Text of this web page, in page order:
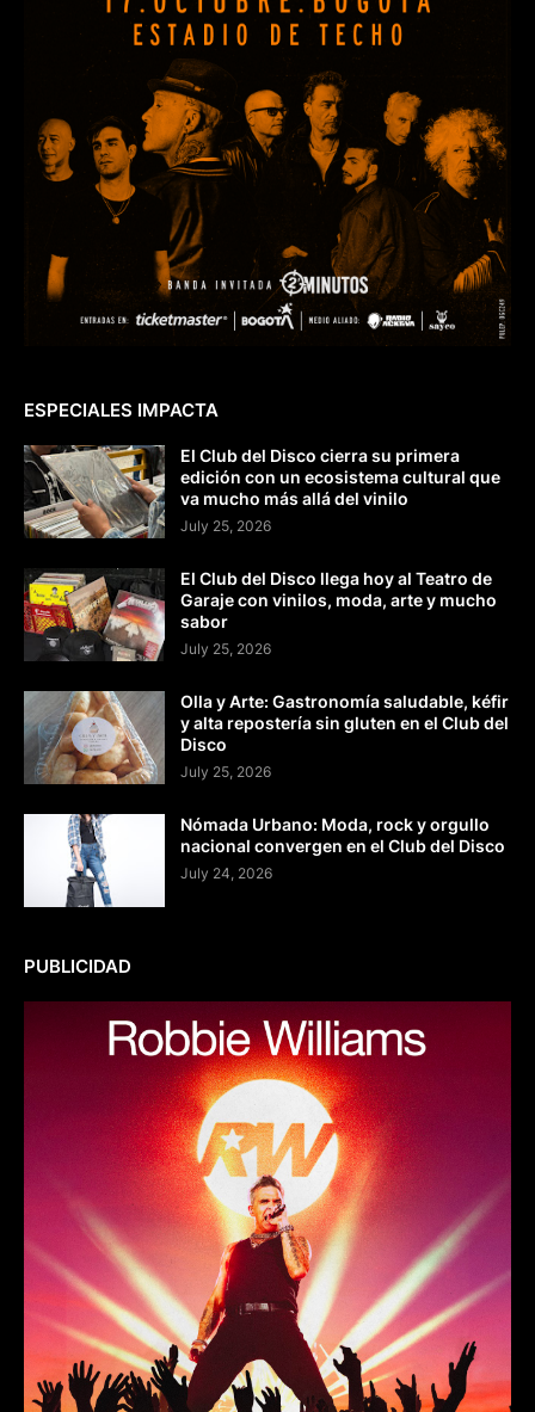
ESPECIALES IMPACTA
El Club del Disco cierra su primera
edición con un ecosistema cultural que
va mucho más allá del vinilo
July 25, 2026
El Club del Disco llega hoy al Teatro de
Garaje con vinilos, moda, arte y mucho
sabor
July 25, 2026
Olla y Arte: Gastronomía saludable, kéfir
y alta repostería sin gluten en el Club del
Disco
July 25, 2026
Nómada Urbano: Moda, rock y orgullo
nacional convergen en el Club del Disco
July 24, 2026
PUBLICIDAD